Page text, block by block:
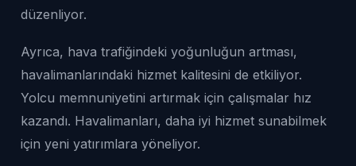
düzenliyor.
Ayrıca, hava trafiğindeki yoğunluğun artması,
havalimanlarındaki hizmet kalitesini de etkiliyor.
Yolcu memnuniyetini artırmak için çalışmalar hız
kazandı. Havalimanları, daha iyi hizmet sunabilmek
için yeni yatırımlara yöneliyor.